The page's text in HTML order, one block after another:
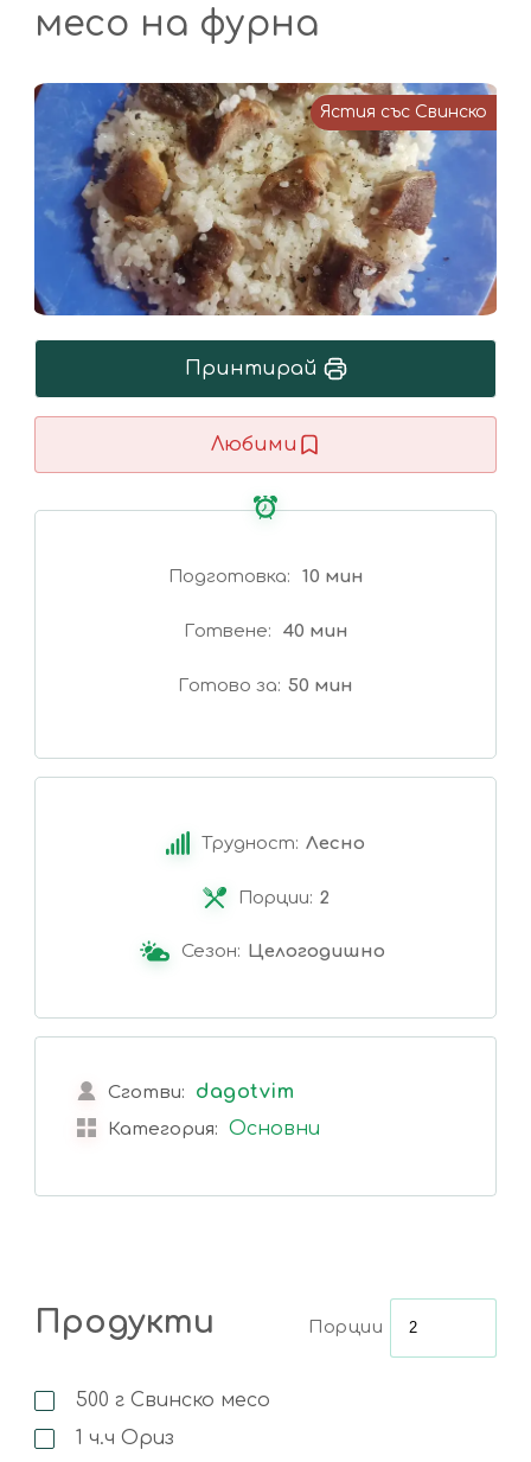
месо на фурна
Ястия със Свинско
Принтирай
Любими
Подготовка 10 мин
Готвене 40 мин
Готово за 50 мин
Трудност: Лесно
Порции: 2
Сезон: Целогодишно
Сготви: dagotvim
Категория: Основни
Продукти Порции
500 г Свинско месо
1 ч.ч Ориз